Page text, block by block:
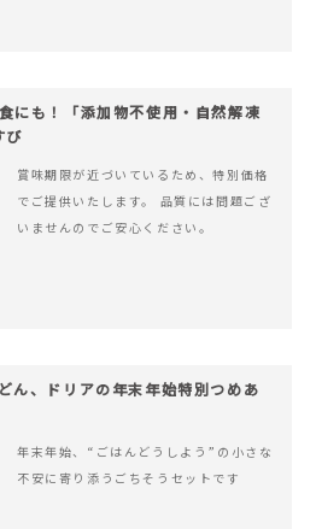
にも！「添加物不使用・自然解凍
び
賞味期限が近づいているため、特別価格
でご提供いたします。 品質には問題ござ
いませんのでご安心ください。
ん、ドリアの年末年始特別つめあ
年末年始、“ごはんどうしよう”の小さな
不安に寄り添うごちそうセットです